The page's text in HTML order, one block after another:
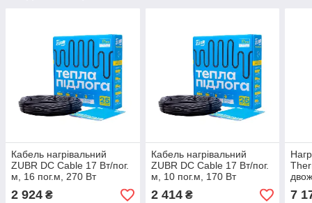
Кабель нагрівальний
ZUBR DC Cable 17 Вт/пог.
м, 16 пог.м, 270 Вт
2 924 ₴
Кабель нагрівальний
ZUBR DC Cable 17 Вт/пог.
м, 10 пог.м, 170 Вт
2 414₴ 7